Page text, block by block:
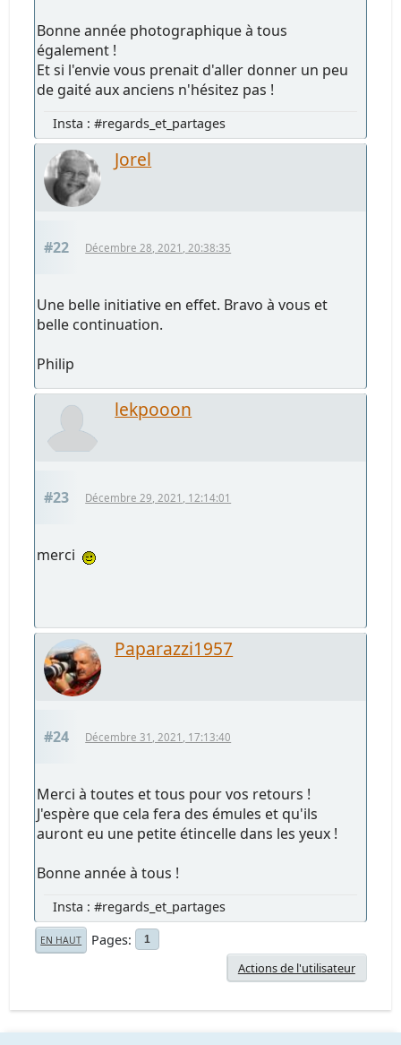
Bonne année photographique à tous
également !
Et si l'envie vous prenait d'aller donner un peu
de gaité aux anciens n'hésitez pas !
Insta : #regards_et_partages
Jorel
#22 Décembre 28, 2021, 20:38:35
Une belle initiative en effet. Bravo à vous et
belle continuation.
Philip
lekpooon
#23 Décembre 29, 2021, 12:14:01
merci
Paparazzi1957
#24 Décembre 31, 2021, 17:13:40
Merci à toutes et tous pour vos retours !
J'espère que cela fera des émules et qu'ils
auront eu une petite étincelle dans les yeux !
Bonne année à tous !
Insta : #regards_et_partages
EN HAUT Pages 1
Actions de l'utilisateur